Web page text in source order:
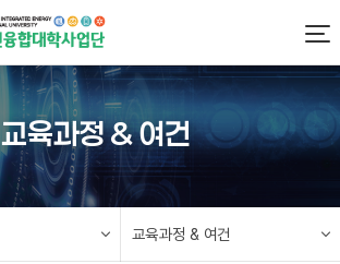
교육과정 & 여건
교육과정 & 여건